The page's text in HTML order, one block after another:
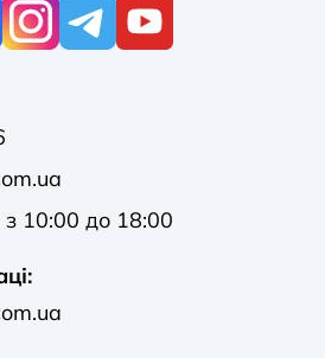
10:00 до 18:00